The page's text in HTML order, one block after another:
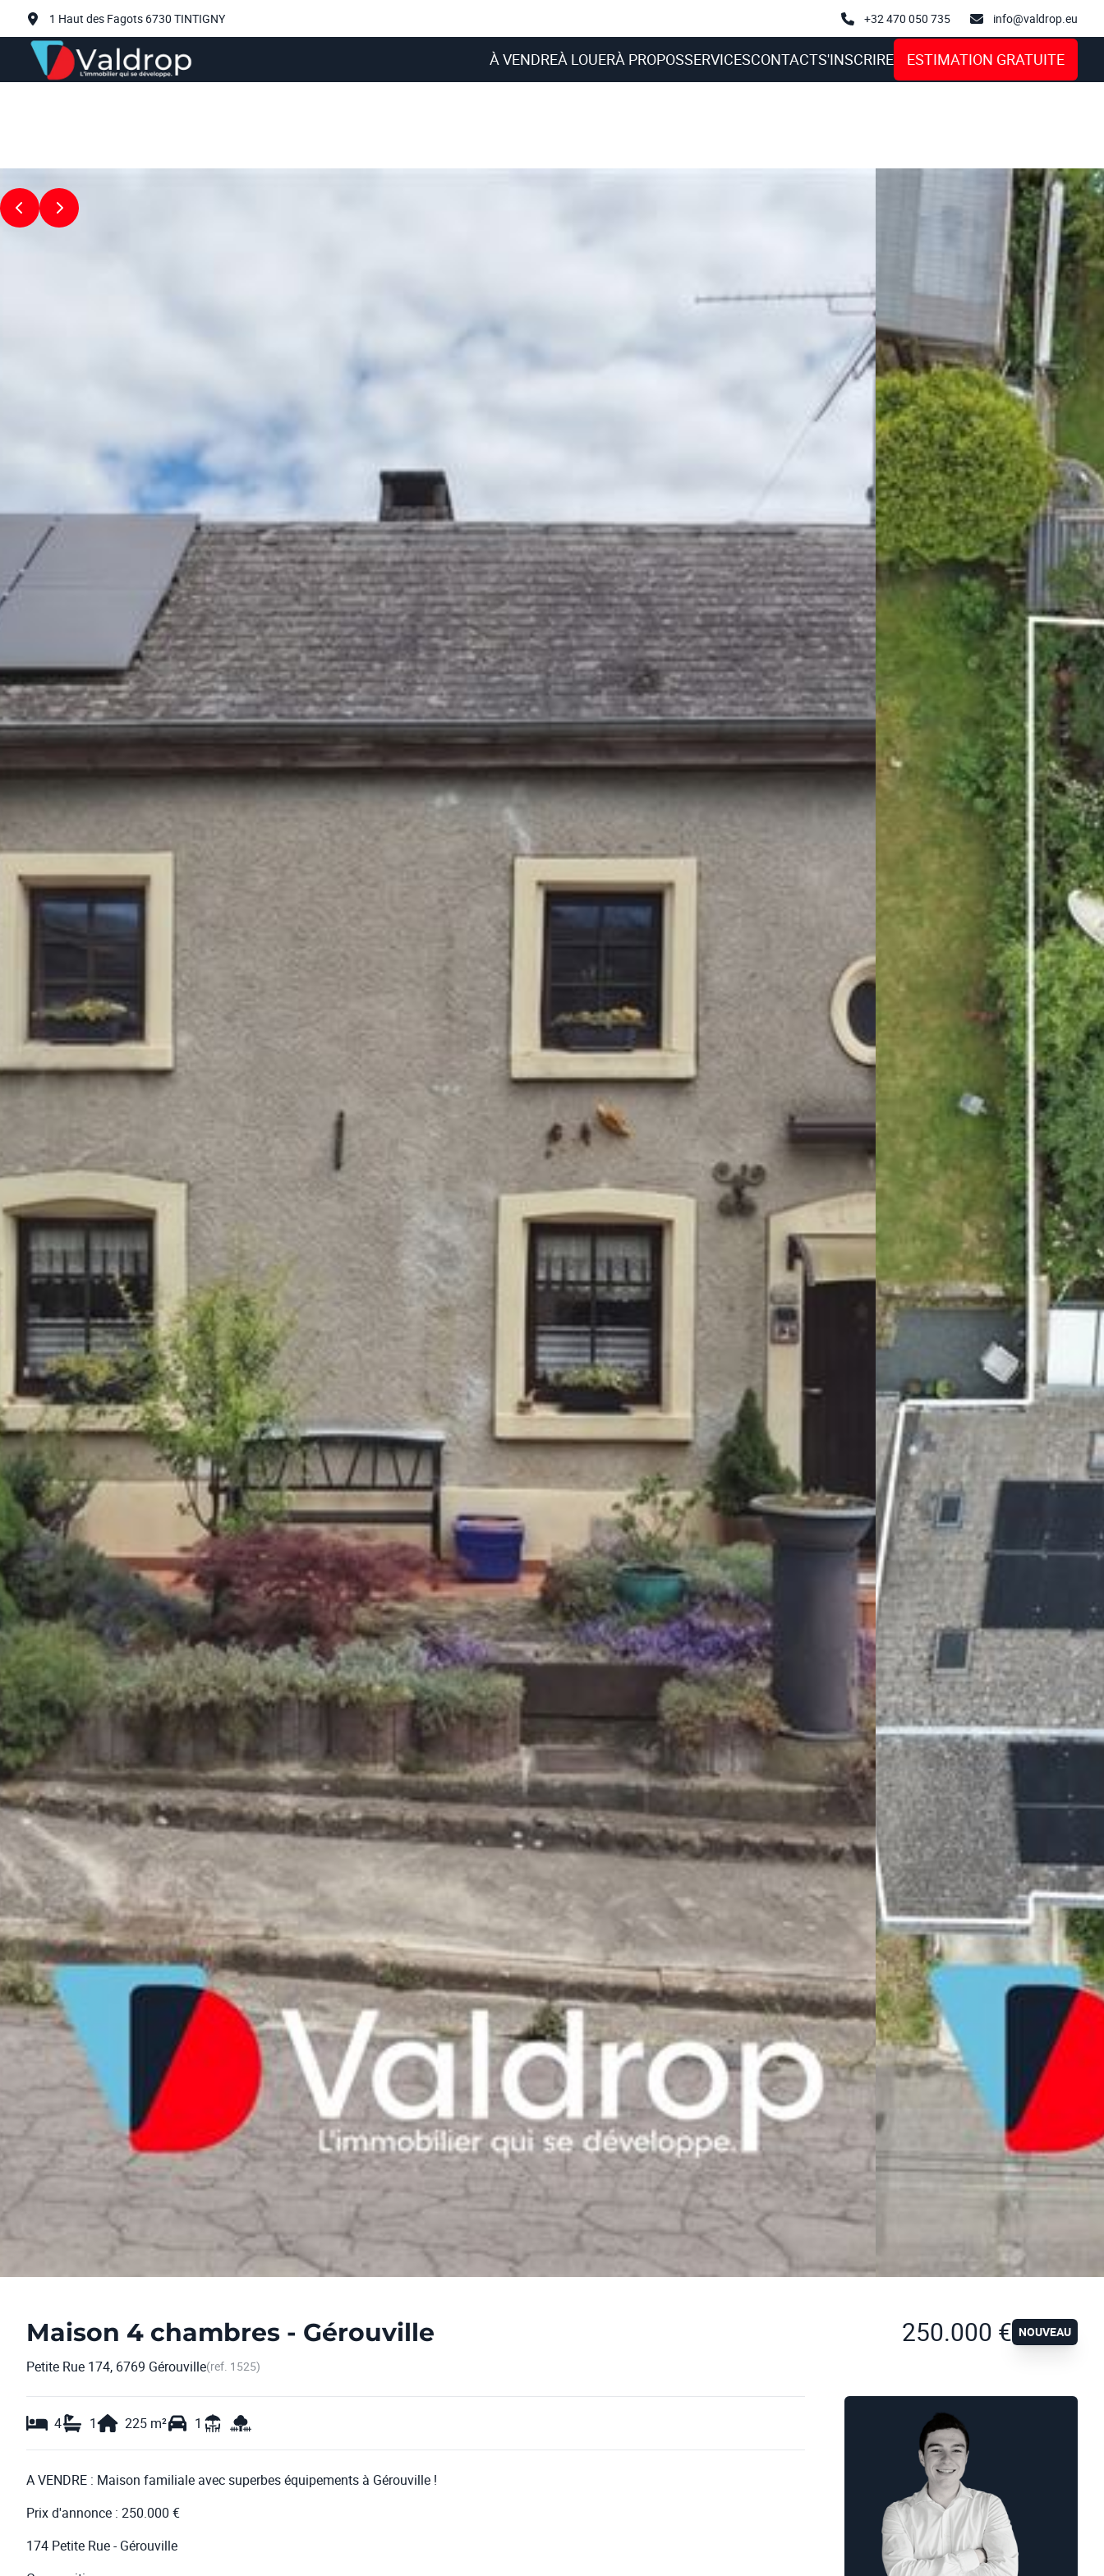
Aller au contenu principal
1 Haut des Fagots 6730 TINTIGNY +32 470 050 735 info@valdrop.eu
À VENDREÀ LOUERÀ PROPOSSERVICESCONTACTS'INSCRIRE ESTIMATION GRATUITE
Maison 4 chambres - Gérouville 250.000 € NOUVEAU
Petite Rue 174, 6769 Gérouville(ref. 1525)
4 1 225 m² 1
A VENDRE : Maison familiale avec superbes équipements à Gérouville !
Prix d'annonce : 250.000 €
174 Petite Rue - Gérouville